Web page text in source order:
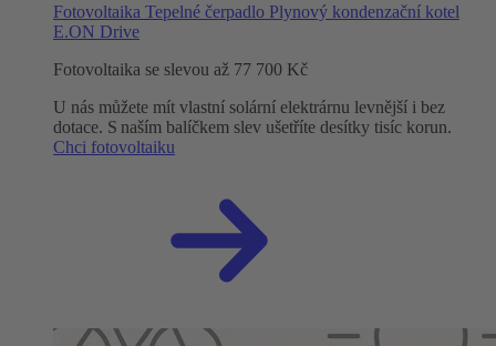
Fotovoltaika Tepelné čerpadlo Plynový kondenzační kotel
E.ON Drive
Fotovoltaika se slevou až 77 700 Kč
U nás můžete mít vlastní solární elektrárnu levnější i bez
dotace. S naším balíčkem slev ušetříte desítky tisíc korun.
Chci fotovoltaiku